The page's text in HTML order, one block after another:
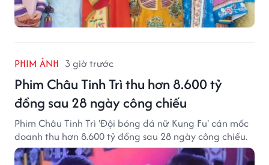
PHIM ẢNH 3 giờ trước
Phim Châu Tinh Trì thu hơn 8.600 tỷ
đồng sau 28 ngày công chiếu
Phim Châu Tinh Trì 'Đội bóng đá nữ Kung Fu' cán mốc
doanh thu hơn 8.600 tỷ đồng sau 28 ngày công chiếu.